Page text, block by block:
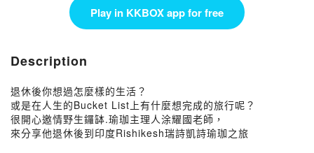
Play in KKBOX app for free
Description
退休後你想過怎麼樣的生活？
或是在人生的Bucket List上有什麼想完成的旅行呢？
很開心邀情野生鑼缽.瑜珈主理人涂耀國老師，
來分享他退休後到印度Rishikesh瑞詩凱詩瑜珈之旅